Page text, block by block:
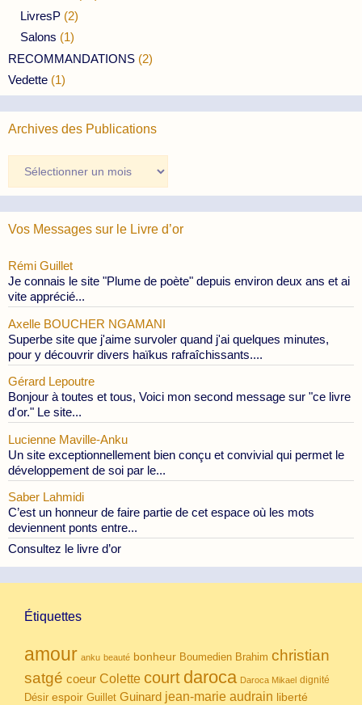
LivresP (2)
Salons (1)
RECOMMANDATIONS (2)
Vedette (1)
Archives des Publications
des
Publications
Vos Messages sur le Livre d’or
Rémi Guillet
Je connais le site "Plume de poète" depuis environ deux ans et ai
vite apprécié...
Axelle BOUCHER NGAMANI
Superbe site que j'aime survoler quand j'ai quelques minutes,
pour y découvrir divers haïkus rafraîchissants....
Gérard Lepoutre
Bonjour à toutes et tous, Voici mon second message sur "ce livre
d'or." Le site...
Lucienne Maville-Anku
Un site exceptionnellement bien conçu et convivial qui permet le
développement de soi par le...
Saber Lahmidi
C’est un honneur de faire partie de cet espace où les mots
deviennent ponts entre...
Consultez le livre d’or
Étiquettes
amour anku beauté bonheur Boumedien Brahim christian
satgé coeur Colette court daroca Daroca Mikael dignité
Désir espoir Guillet Guinard jean-marie audrain liberté